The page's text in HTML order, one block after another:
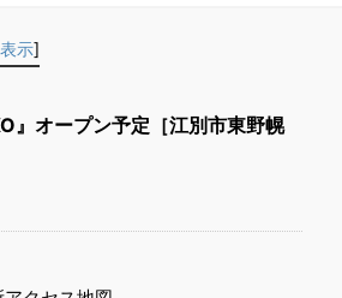
示]
』オープン予定［江別市東野幌